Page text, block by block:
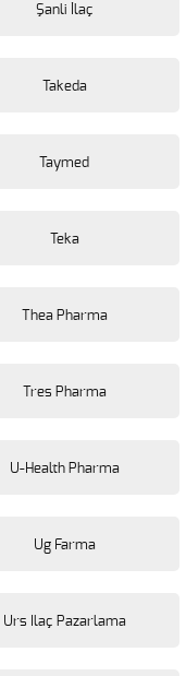
Şanli İlaç
Takeda
Taymed
Teka
Thea Pharma
Tres Pharma
U-Health Pharma
Ug Farma
Urs Ilaç Pazarlama